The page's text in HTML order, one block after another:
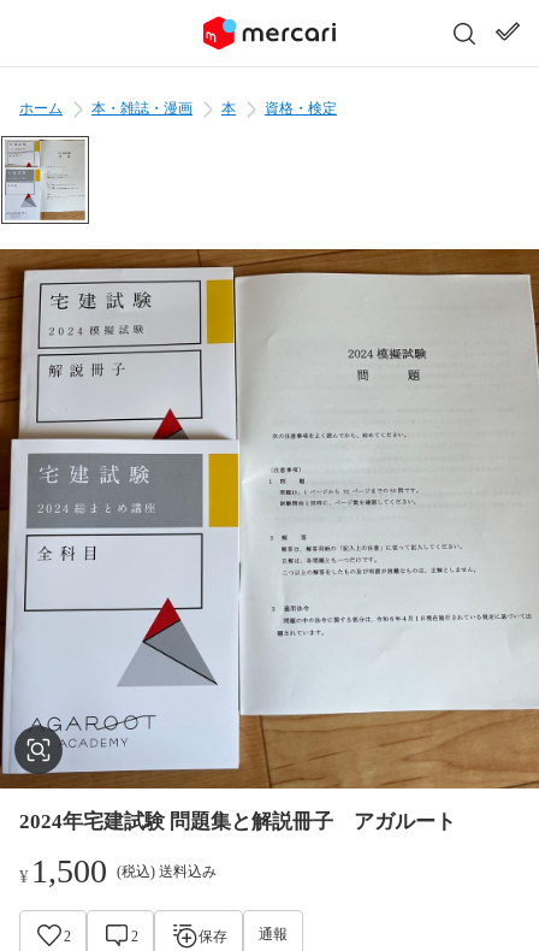
ホーム 本・雑誌・漫画 本 資格・検定
2024年宅建試験 問題集と解説冊子 アガルート
¥ 1,500 (税込) 送料込み
2 2 保存 通報